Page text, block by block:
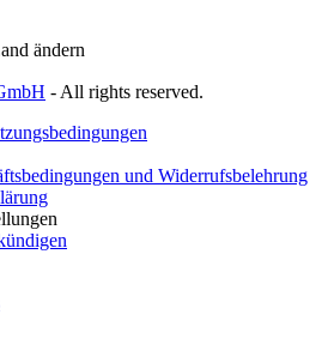
ändern
- All rights reserved.
und Widerrufsbelehrung